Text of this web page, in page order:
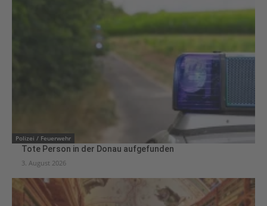
Polizei / Feuerwehr
Tote Person in der Donau aufgefunden
3. August 2026